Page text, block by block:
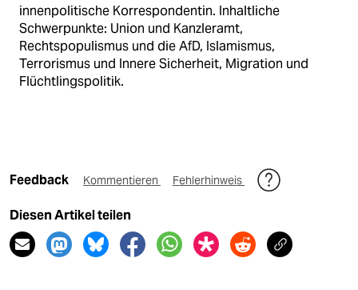
innenpolitische Korrespondentin. Inhaltliche
Schwerpunkte: Union und Kanzleramt,
Rechtspopulismus und die AfD, Islamismus,
Terrorismus und Innere Sicherheit, Migration und
Flüchtlingspolitik.
Feedback Kommentieren Fehlerhinweis
Diesen Artikel teilen